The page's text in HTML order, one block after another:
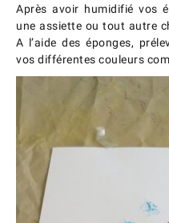
Après avoir humidifié vos
une assiette ou tout autre
A l’aide des éponges,
vos différentes couleurs